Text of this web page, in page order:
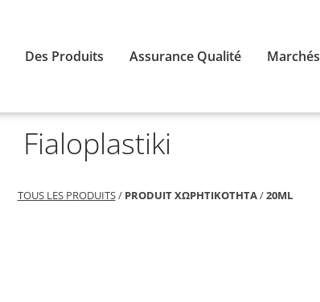
Des Produits Assurance Qualité Marchés
Fialoplastiki
TOUS LES PRODUITS/ PRODUIT ΧΩΡΗΤΙΚΟΤΗΤΑ/20ML